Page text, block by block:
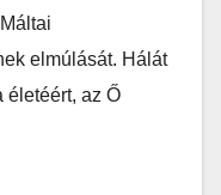
elmúlását. Hálát
életéért, az Ő